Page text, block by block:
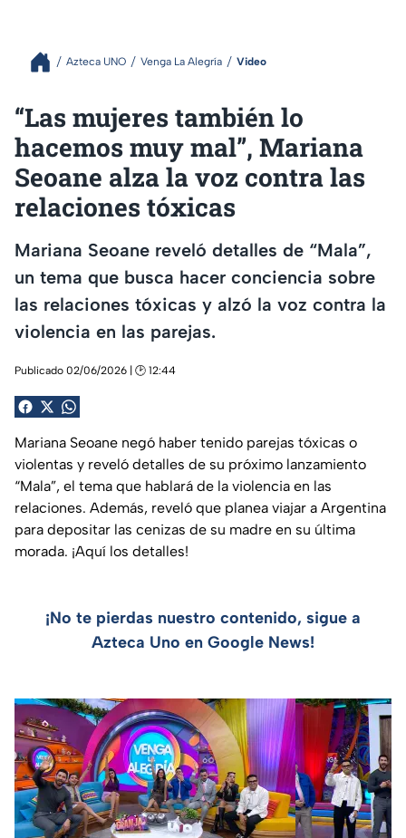
Azteca UNO Venga La Alegría Video
“Las mujeres también lo
hacemos muy mal”, Mariana
Seoane alza la voz contra las
relaciones tóxicas
Mariana Seoane reveló detalles de “Mala”,
un tema que busca hacer conciencia sobre
las relaciones tóxicas y alzó la voz contra la
violencia en las parejas.
Publicado 02/06/2026 | 🕑 12:44
Mariana Seoane negó haber tenido parejas tóxicas o
violentas y reveló detalles de su próximo lanzamiento
“Mala”, el tema que hablará de la violencia en las
relaciones. Además, reveló que planea viajar a Argentina
para depositar las cenizas de su madre en su última
morada. ¡Aquí los detalles!
¡No te pierdas nuestro contenido, sigue a
Azteca Uno en Google News!